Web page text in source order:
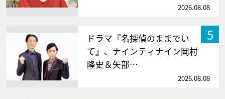
2026.08.08
5
ドラマ『名探偵のままでい
て』、ナインティナイン岡村
隆史＆矢部…
2026.08.08